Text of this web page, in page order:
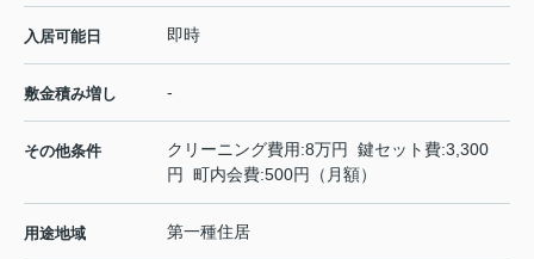
入居可能日 即時
敷金積み増し -
その他条件
クリーニング費用:8万円 鍵セット費:3,300
円 町内会費:500円（月額）
用途地域 第一種住居